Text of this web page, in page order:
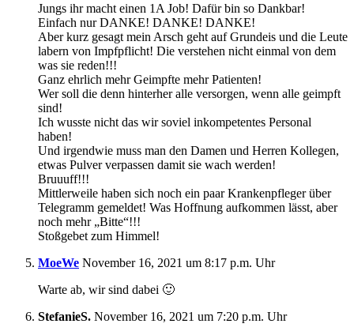
Jungs ihr macht einen 1A Job! Dafür bin so Dankbar!
Einfach nur DANKE! DANKE! DANKE!
Aber kurz gesagt mein Arsch geht auf Grundeis und die Leute
labern von Impfpflicht! Die verstehen nicht einmal von dem
was sie reden!!!
Ganz ehrlich mehr Geimpfte mehr Patienten!
Wer soll die denn hinterher alle versorgen, wenn alle geimpft
sind!
Ich wusste nicht das wir soviel inkompetentes Personal
haben!
Und irgendwie muss man den Damen und Herren Kollegen,
etwas Pulver verpassen damit sie wach werden!
Bruuuff!!!
Mittlerweile haben sich noch ein paar Krankenpfleger über
Telegramm gemeldet! Was Hoffnung aufkommen lässt, aber
noch mehr „Bitte“!!!
Stoßgebet zum Himmel!
MoeWe November 16, 2021 um 8:17 p.m. Uhr
Warte ab, wir sind dabei 🙂
StefanieS. November 16, 2021 um 7:20 p.m. Uhr